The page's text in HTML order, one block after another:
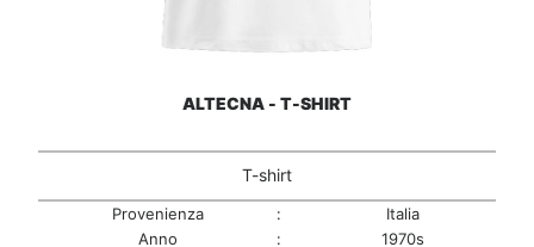
ALTECNA - T-SHIRT
T-shirt
Provenienza :
Italia
Anno
:
1970s